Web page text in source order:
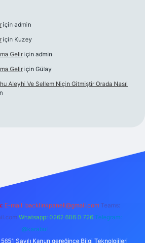
için admin
için Kuzey
Gelir için admin
Gelir için Gülay
Aleyhi Ve Sellem Niçin Gitmiştir Orada Nasıl
E-mail: backlinkpaneli@gmail.com Teams:
Whatsapp: 0262 606 0 726 Telegram:
@karabul
Sayılı Kanun gereğince Bilgi Teknolojileri